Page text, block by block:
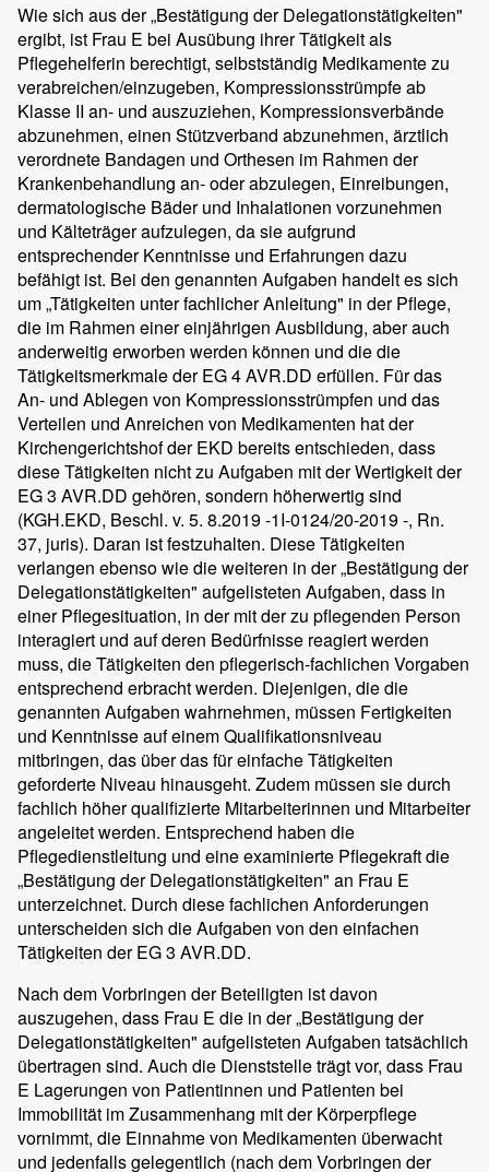
Wie sich aus der „Bestätigung der Delegationstätigkeiten"
ergibt, ist Frau E bei Ausübung ihrer Tätigkeit als
Pflegehelferin berechtigt, selbstständig Medikamente zu
verabreichen/einzugeben, Kompressionsstrümpfe ab
Klasse II an- und auszuziehen, Kompressionsverbände
abzunehmen, einen Stützverband abzunehmen, ärztlich
verordnete Bandagen und Orthesen im Rahmen der
Krankenbehandlung an- oder abzulegen, Einreibungen,
dermatologische Bäder und Inhalationen vorzunehmen
und Kälteträger aufzulegen, da sie aufgrund
entsprechender Kenntnisse und Erfahrungen dazu
befähigt ist. Bei den genannten Aufgaben handelt es sich
um „Tätigkeiten unter fachlicher Anleitung" in der Pflege,
die im Rahmen einer einjährigen Ausbildung, aber auch
anderweitig erworben werden können und die die
Tätigkeitsmerkmale der EG 4 AVR.DD erfüllen. Für das
An- und Ablegen von Kompressionsstrümpfen und das
Verteilen und Anreichen von Medikamenten hat der
Kirchengerichtshof der EKD bereits entschieden, dass
diese Tätigkeiten nicht zu Aufgaben mit der Wertigkeit der
EG 3 AVR.DD gehören, sondern höherwertig sind
(KGH.EKD, Beschl. v. 5. 8.2019 -1I-0124/20-2019 -, Rn.
37, juris). Daran ist festzuhalten. Diese Tätigkeiten
verlangen ebenso wie die weiteren in der „Bestätigung der
Delegationstätigkeiten" aufgelisteten Aufgaben, dass in
einer Pflegesituation, in der mit der zu pflegenden Person
interagiert und auf deren Bedürfnisse reagiert werden
muss, die Tätigkeiten den pflegerisch-fachlichen Vorgaben
entsprechend erbracht werden. Diejenigen, die die
genannten Aufgaben wahrnehmen, müssen Fertigkeiten
und Kenntnisse auf einem Qualifikationsniveau
mitbringen, das über das für einfache Tätigkeiten
geforderte Niveau hinausgeht. Zudem müssen sie durch
fachlich höher qualifizierte Mitarbeiterinnen und Mitarbeiter
angeleitet werden. Entsprechend haben die
Pflegedienstleitung und eine examinierte Pflegekraft die
„Bestätigung der Delegationstätigkeiten" an Frau E
unterzeichnet. Durch diese fachlichen Anforderungen
unterscheiden sich die Aufgaben von den einfachen
Tätigkeiten der EG 3 AVR.DD.
Nach dem Vorbringen der Beteiligten ist davon
auszugehen, dass Frau E die in der „Bestätigung der
Delegationstätigkeiten" aufgelisteten Aufgaben tatsächlich
übertragen sind. Auch die Dienststelle trägt vor, dass Frau
E Lagerungen von Patientinnen und Patienten bei
Immobilität im Zusammenhang mit der Körperpflege
vornimmt, die Einnahme von Medikamenten überwacht
und jedenfalls gelegentlich (nach dem Vorbringen der